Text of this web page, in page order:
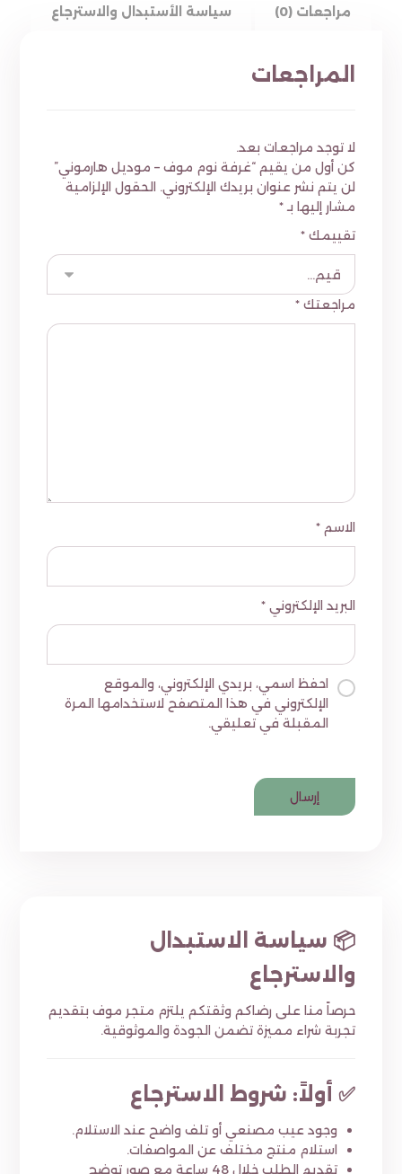
مراجعات (0) سياسة الأستبدال والاسترجاع
المراجعات
لا توجد مراجعات بعد.
كن أول من يقيم “غرفة نوم موف – موديل هارموني”
لن يتم نشر عنوان بريدك الإلكتروني. الحقول الإلزامية
مشار إليها بـ*
تقييمك*
مراجعتك*
الاسم*
البريد الإلكتروني*
احفظ اسمي، بريدي الإلكتروني، والموقع
الإلكتروني في هذا المتصفح لاستخدامها المرة
المقبلة في تعليقي.
📦 سياسة الاستبدال
والاسترجاع
حرصاً منا على رضاكم وثقتكم يلتزم متجر موف بتقديم
تجربة شراء مميزة تضمن الجودة والموثوقية.
✅ أولاً: شروط الاسترجاع
وجود عيب مصنعي أو تلف واضح عند الاستلام.
استلام منتج مختلف عن المواصفات.
تقديم الطلب خلال 48 ساعة مع صور توضح